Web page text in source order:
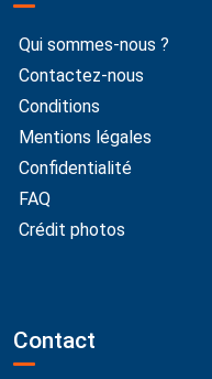
Qui sommes-nous ?
Contactez-nous
Conditions
Mentions légales
Confidentialité
FAQ
Crédit photos
Contact